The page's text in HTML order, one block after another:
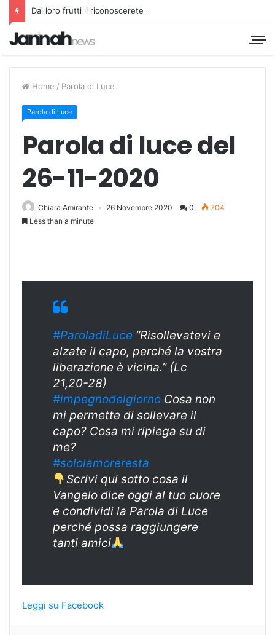
Dai loro frutti li riconoscerete
Home / Parola di Luce
Parola di Luce
Parola di luce del
26-11-2020
Chiara Amirante 26 Novembre 2020 0
704
Less than a minute
#ParoladiLuce “Risollevatevi e
alzate il capo, perché la vostra
liberazione è vicina.” (Lc
21,20-28)
#impegnodelgiorno Cosa non
mi permette di sollevare il
capo? Cosa mi ripiega su di
me?
#sololamoreresta
Scrivi qui sotto cosa il
Vangelo dice oggi al tuo cuore
e condividi la Parola di Luce
perché possa raggiungere
tanti amici
Leggi su Facebook